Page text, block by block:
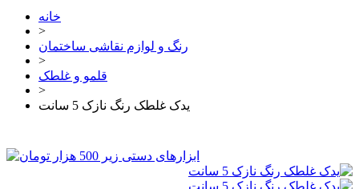
خانه
>
رنگ و لوازم نقاشی ساختمان
>
قلمو و غلطک
>
یدک غلطک رنگ نازک 5 سانت